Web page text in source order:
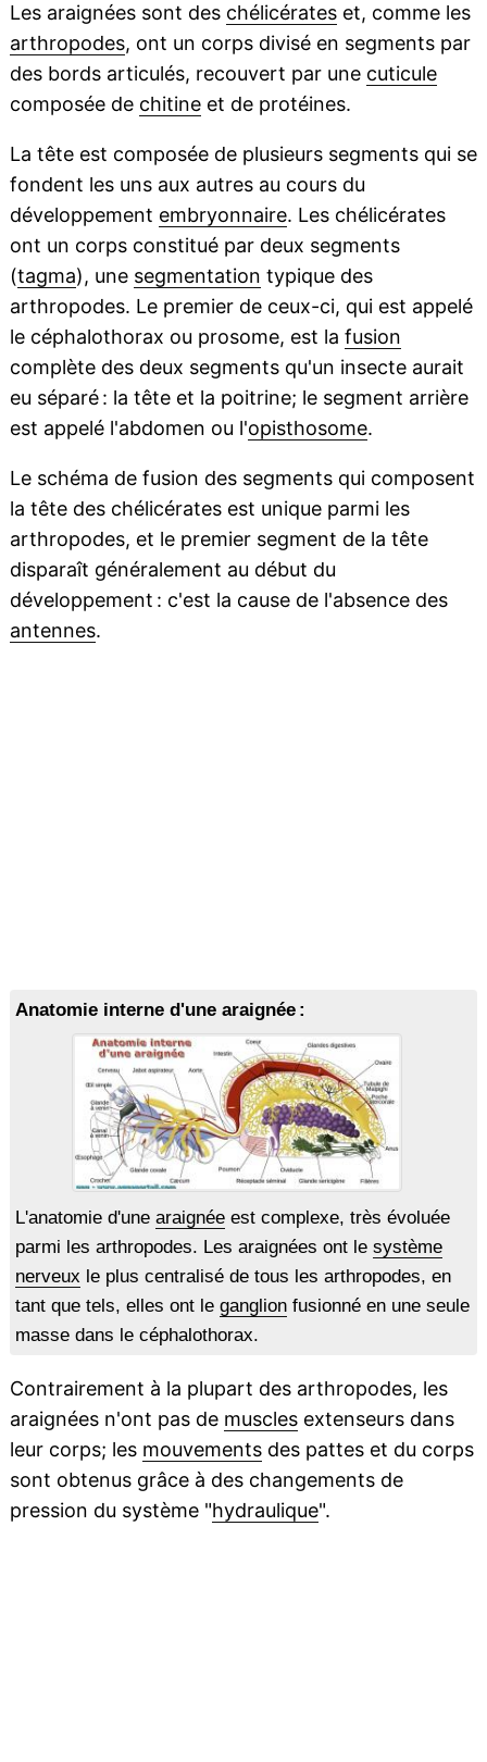
Les araignées sont des chélicérateset, comme les
arthropodes, ont un corps divisé en segments par
des bords articulés, recouvert par une cuticule
composée de chitineet de protéines.
La tête est composée de plusieurs segments qui se
fondent les uns aux autres au cours du
développement embryonnaire. Les chélicérates
ont un corps constitué par deux segments
(tagma), une segmentation typique des
arthropodes. Le premier de ceux-ci, qui est appelé
le céphalothorax ou prosome, est la fusion
complète des deux segments qu'un insecte aurait
eu séparé : la tête et la poitrine; le segment arrière
est appelé l'abdomen ou l'opisthosome.
Le schéma de fusion des segments qui composent
la tête des chélicérates est unique parmi les
arthropodes, et le premier segment de la tête
disparaît généralement au début du
développement : c'est la cause de l'absence des
antennes.
Anatomie interne d'une araignée :
L'anatomie d'une araignéeest complexe, très évoluée
parmi les arthropodes. Les araignées ont le système
nerveux le plus centralisé de tous les arthropodes, en
tant que tels, elles ont le ganglionfusionné en une seule
masse dans le céphalothorax.
Contrairement à la plupart des arthropodes, les
araignées n'ont pas de musclesextenseurs dans
leur corps; les mouvementsdes pattes et du corps
sont obtenus grâce à des changements de
pression du système "hydraulique".